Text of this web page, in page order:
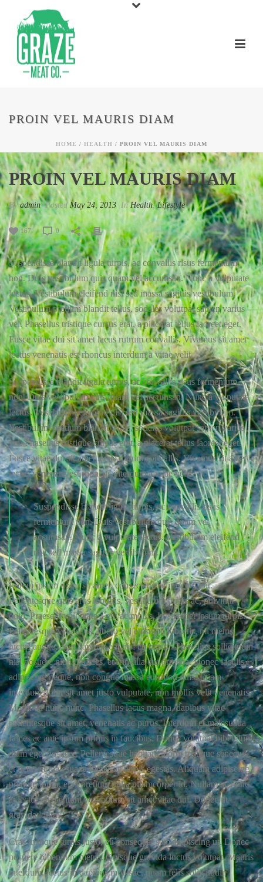
PROIN VEL MAURIS DIAM
HOME / HEALTH / PROIN VEL MAURIS DIAM
PROIN VEL MAURIS DIAM
Byadmin PostedMay 24, 2013 InHealth,Lifestyle
167 0
Suspendisse blandit ligula turpis, ac convallis risus fermentum
non. Duis vestibulum quis quam vel accumsan. Nunc a vulputate
lectus. Vestibulum eleifend nisl sed massa sagittis vestibulum.
Vestibulum pretium blandit tellus, sodales volutpat sapien varius
vel. Phasellus tristique cursus erat, a placerat tellus laoreet eget.
Fusce vitae dui sit amet lacus rutrum convallis. Vivamus sit amet
lectus venenatis est rhoncus interdum a vitae velit.
Suspendisse blandit ligula turpis, ac convallis risus fermentum
non. Duis vestibulum quis quam vel accumsan. Nunc a vulputate
lectus. Vestibulum eleifend nisl sed massa sagittis vestibulum.
Vestibulum pretium blandit tellus, sodales volutpat sapien varius
vel. Phasellus tristique cursus erat, a placerat tellus laoreet eget.
Fusce vitae dui sit amet lacus rutrum convallis. Vivamus sit amet
lectus venenatis est rhoncus interdum a vitae velit.
Suspendisse blandit ligula turpis, ac convallis risus
fermentum non. Duis vestibulum quis quam vel
accumsan. Nunc a vulputate lectus. Vestibulum eleifend
nisl sed massa sagittis vestibulum.
Lorem ipsum dolor sit amet, consectetur adipiscing elit.
Pellentesque quis eros lobortis, vestibulum turpis ac, pulvinar
odio. Praesent vulputate a elit ac mollis. In sit amet ipsum turpis.
Pellentesque venenatis, libero vel euismod lobortis, mi metus
luctus augue, eget dapibus elit nisi eu massa. Phasellus sollicitudin
nisl posuere nibh ultricies, et fringilla dui gravida. Donec iaculis
adipiscing neque, non congue massa euismod quis. Etiam
interdum dolor sit amet justo vulputate, non mollis velit venenatis.
Morbi eu nunc nunc. Phasellus lacus magna, dapibus vitae
pellentesque sit amet, venenatis ac purus. Interdum et malesuada
fames ac ante ipsum primis in faucibus. Donec volutpat bibendum
diam eget posuere. Pellentesque habitant morbi tristique senectus
et netus et malesuada fames ac turpis egestas. Aliquam adipiscing
pretium tortor, eget pretium nulla ullamcorper id. Nullam ac nunc
at lectus elementum vestibulum sit amet vitae dui. Donec ut
gravida lorem.
Cras tristique turpis justo, eu consequat sem adipiscing ut. Donec
posuere bibendum metus. Quisque gravida luctus volutpat. Mauris
interdum, lectus in dapibus molestie, quam felis sollicitudin